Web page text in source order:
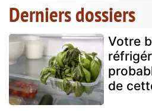
Derniers dossiers
Votre
de